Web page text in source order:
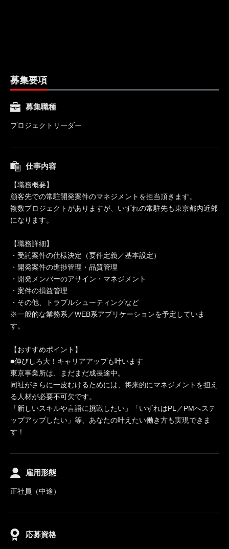
募集要項
募集職種
プロジェクトリーダー
仕事内容
【職務概要】
顧客先での常駐開発案件のマネジメントを担当頂きます。
複数プロジェクトがありますが、いずれの常駐先も東京都内近郊
になります。
【職務詳細】
・受託案件の仕様決定（要件定義／基本設定）
・開発案件の進捗管理・品質管理
・開発メンバーのアサイン・マネジメント
・案件の損益管理
・その他、トラブルシューティングなど
※一般的な業務系／WEB系アプリケーションを予定していま
す。
【おすすめポイント】
■伸びしろ大！キャリアアップも叶います
東京事業所は、まだまだ成長途中。
同社がさらに一皮むけるためには、将来的にマネジメントを担え
る人材が必要不可欠です。
「新しいスキルや言語に挑戦したい」「いずれはPL／PMへステ
ップアップしたい」等、あなたの叶えたい働き方も実現できま
す！
雇用形態
正社員（中途）
応募資格